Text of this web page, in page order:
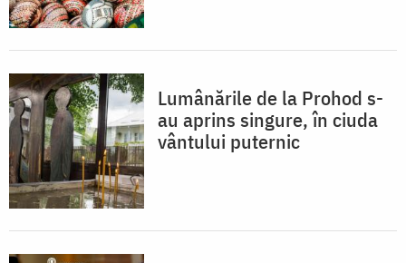
Lumânările de la Prohod s-
au aprins singure, în ciuda
vântului puternic